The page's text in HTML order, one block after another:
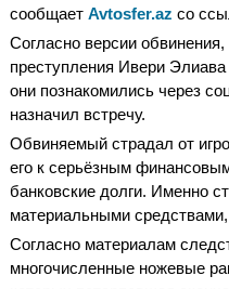
сообщает Avtosfer.az со
Согласно версии
преступления Ивери
они познакомились через
назначил встречу.
Обвиняемый страдал от
его к серьёзным
банковские долги. Именно
материальными
Согласно материалам
многочисленные ножевые